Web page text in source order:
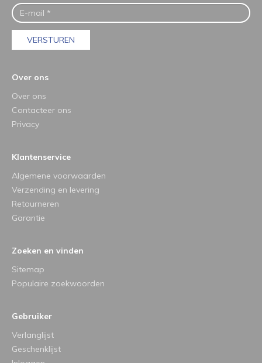
VERSTUREN
Over ons
Over ons
Contacteer ons
Privacy
Klantenservice
Algemene voorwaarden
Verzending en levering
Retourneren
Garantie
Zoeken en vinden
Sitemap
Populaire zoekwoorden
Gebruiker
Verlanglijst
Geschenklijst